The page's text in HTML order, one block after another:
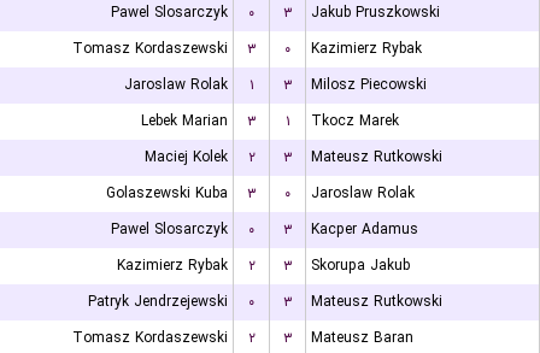
Pawel Slosarczyk
۰ ۳
Jakub Pruszkowski
Tomasz Kordaszewski
۳ ۰
Kazimierz Rybak
Jaroslaw Rolak
۱ ۳
Milosz Piecowski
Lebek Marian
۳ ۱
Tkocz Marek
Maciej Kolek
۲ ۳
Mateusz Rutkowski
Golaszewski Kuba
۳ ۰
Jaroslaw Rolak
Pawel Slosarczyk
۰ ۳
Kacper Adamus
Kazimierz Rybak
۲ ۳
Skorupa Jakub
Patryk Jendrzejewski
۰ ۳
Mateusz Rutkowski
Tomasz Kordaszewski
۲ ۳
Mateusz Baran